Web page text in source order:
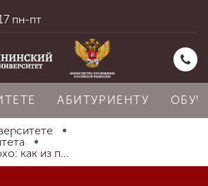
пн-пт
АБИТУРИЕНТУ
как из п...